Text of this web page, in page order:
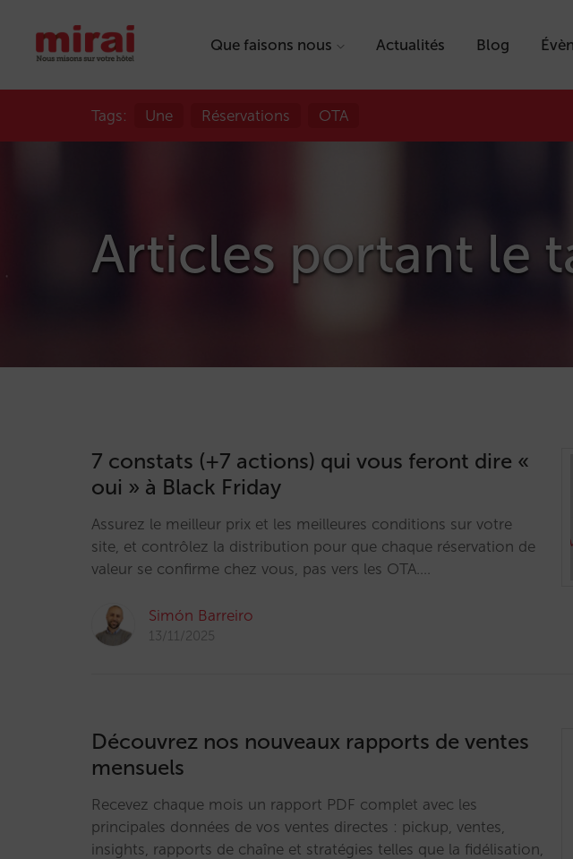
Que faisons nous Actualités Blog
Tags: Une Réservations OTA
Articles portant le
7 constats (+7 actions) qui vous feront dire «
oui » à Black Friday
Assurez le meilleur prix et les meilleures conditions sur votre
site, et contrôlez la distribution pour que chaque réservation de
valeur se confirme chez vous, pas vers les OTA.…
Simón Barreiro
13/11/2025
Découvrez nos nouveaux rapports de ventes
mensuels
Recevez chaque mois un rapport PDF complet avec les
principales données de vos ventes directes : pickup, ventes,
insights, rapports de chaîne et stratégies telles que la fidélisation,